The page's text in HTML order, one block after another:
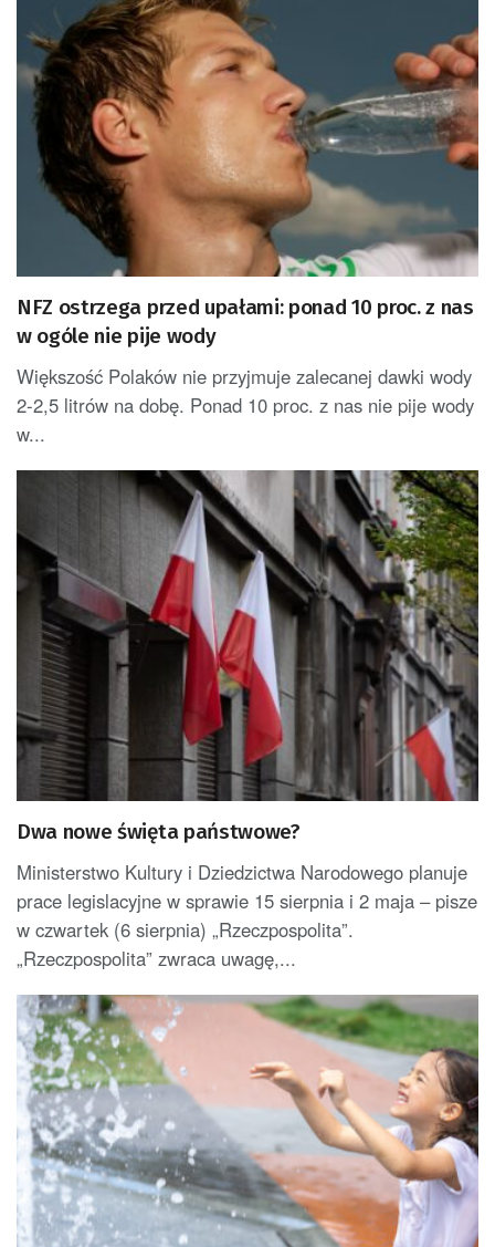
NFZ ostrzega przed upałami: ponad 10 proc. z nas
w ogóle nie pije wody
Większość Polaków nie przyjmuje zalecanej dawki wody
2-2,5 litrów na dobę. Ponad 10 proc. z nas nie pije wody
w...
Dwa nowe święta państwowe?
Ministerstwo Kultury i Dziedzictwa Narodowego planuje
prace legislacyjne w sprawie 15 sierpnia i 2 maja – pisze
w czwartek (6 sierpnia) „Rzeczpospolita”.
„Rzeczpospolita” zwraca uwagę,...